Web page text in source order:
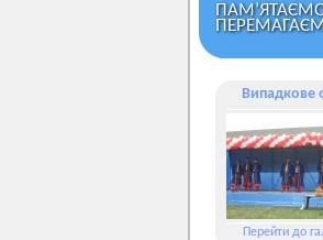
Випадкове
Перейти до